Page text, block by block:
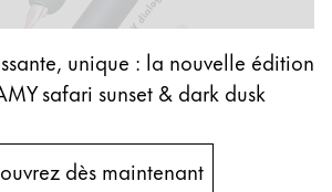
unique : la nouvelle édition
safari sunset & dark dusk
dès maintenant